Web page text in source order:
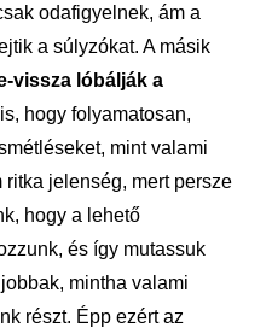
odafigyelnek, ám a
a súlyzókat. A másik
vissza lóbálják a
hogy folyamatosan,
mint valami
jelenség, mert persze
hogy a lehető
és így mutassuk
mintha valami
részt. Épp ezért az